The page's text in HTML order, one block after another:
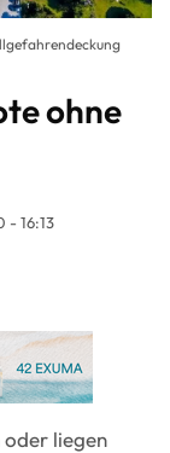
ohne
16:13
liegen